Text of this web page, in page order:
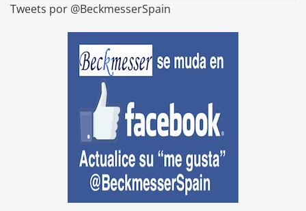
Tweets por @BeckmesserSpain